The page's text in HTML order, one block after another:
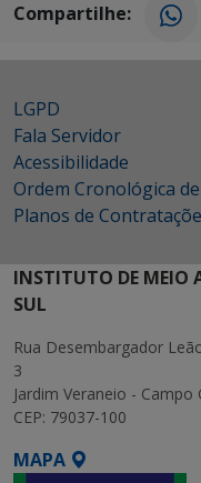
Compartilhe:
LGPD
Fala Servidor
Acessibilidade
Ordem Cronológica
Planos de
INSTITUTO DE MEIO
SUL
Rua Desembargador
3
Jardim Veraneio -
CEP: 79037-100
MAPA